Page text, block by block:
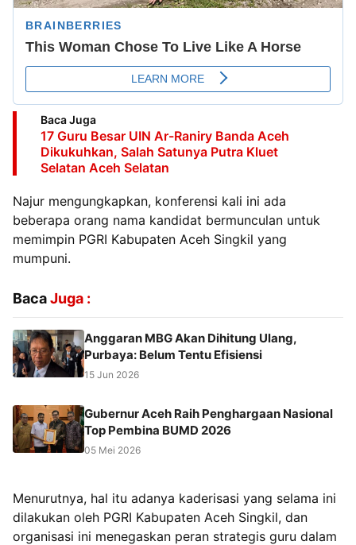
Baca Juga
17 Guru Besar UIN Ar-Raniry Banda Aceh
Dikukuhkan, Salah Satunya Putra Kluet
Selatan Aceh Selatan
Najur mengungkapkan, konferensi kali ini ada
beberapa orang nama kandidat bermunculan untuk
memimpin PGRI Kabupaten Aceh Singkil yang
mumpuni.
BacaJuga :
Anggaran MBG Akan Dihitung Ulang,
Purbaya: Belum Tentu Efisiensi
15 Jun 2026
Gubernur Aceh Raih Penghargaan Nasional
Top Pembina BUMD 2026
05 Mei 2026
Menurutnya, hal itu adanya kaderisasi yang selama ini
dilakukan oleh PGRI Kabupaten Aceh Singkil, dan
organisasi ini menegaskan peran strategis guru dalam